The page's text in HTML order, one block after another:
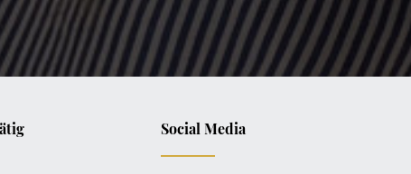
Social Media